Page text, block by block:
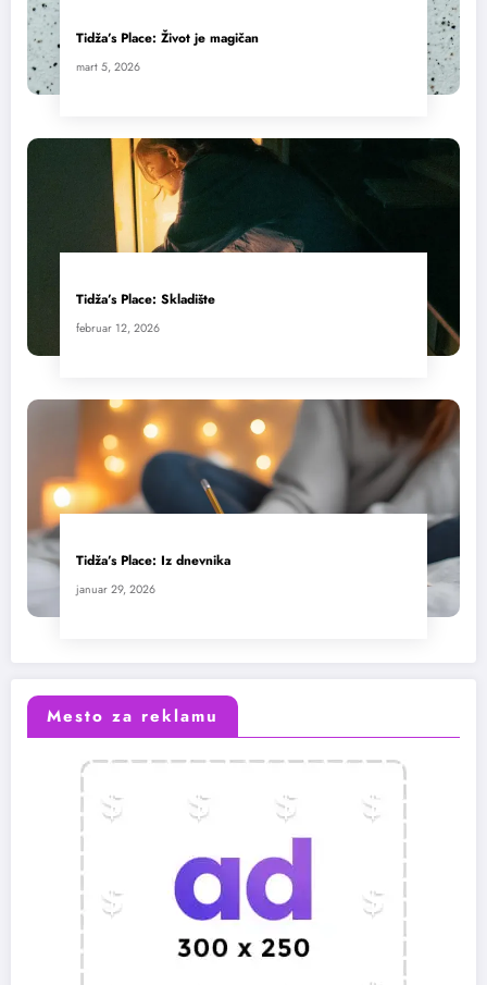
Tidža’s Place: Život je magičan
mart 5, 2026
Tidža’s Place: Skladište
februar 12, 2026
Tidža’s Place: Iz dnevnika
januar 29, 2026
Mesto za reklamu